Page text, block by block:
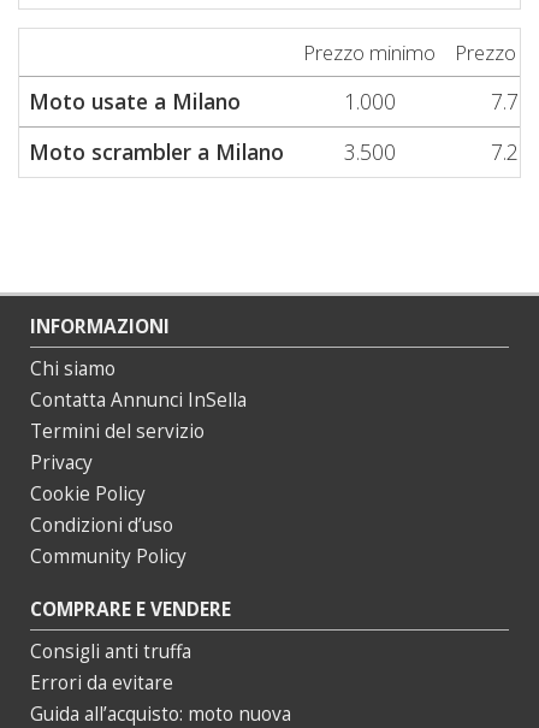
Prezzo minimo Prezzo
Moto usate a Milano 1.000
Moto scrambler a Milano
3.500
INFORMAZIONI
Chi siamo
Contatta Annunci InSella
Termini del servizio
Privacy
Cookie Policy
Condizioni d’uso
Community Policy
COMPRARE E VENDERE
Consigli anti truffa
Errori da evitare
Guida all’acquisto: moto nuova